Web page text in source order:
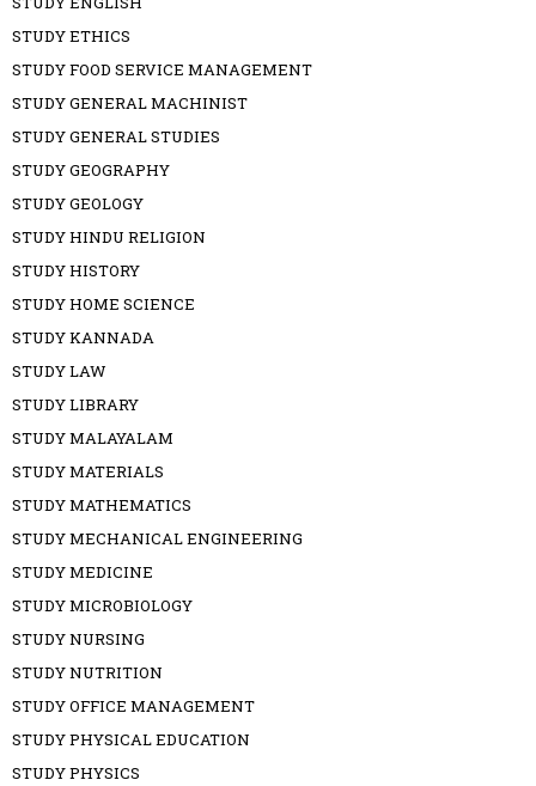
STUDY ETHICS
STUDY FOOD SERVICE MANAGEMENT
STUDY GENERAL MACHINIST
STUDY GENERAL STUDIES
STUDY GEOGRAPHY
STUDY GEOLOGY
STUDY HINDU RELIGION
STUDY HISTORY
STUDY HOME SCIENCE
STUDY KANNADA
STUDY LAW
STUDY LIBRARY
STUDY MALAYALAM
STUDY MATERIALS
STUDY MATHEMATICS
STUDY MECHANICAL ENGINEERING
STUDY MEDICINE
STUDY MICROBIOLOGY
STUDY NURSING
STUDY NUTRITION
STUDY OFFICE MANAGEMENT
STUDY PHYSICAL EDUCATION
STUDY PHYSICS